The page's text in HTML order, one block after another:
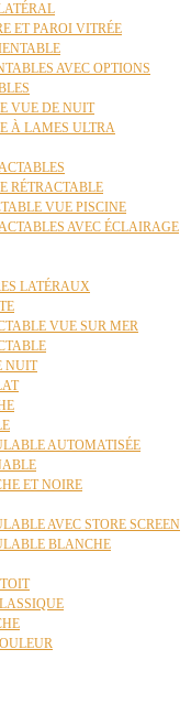
ET PAROI VITRÉE
AVEC OPTIONS
VUE DE NUIT
À LAMES ULTRA
RÉTRACTABLE
VUE PISCINE
AVEC ÉCLAIRAGE
LATÉRAUX
VUE SUR MER
NUIT
AUTOMATISÉE
ET NOIRE
AVEC STORE SCREEN
BLANCHE